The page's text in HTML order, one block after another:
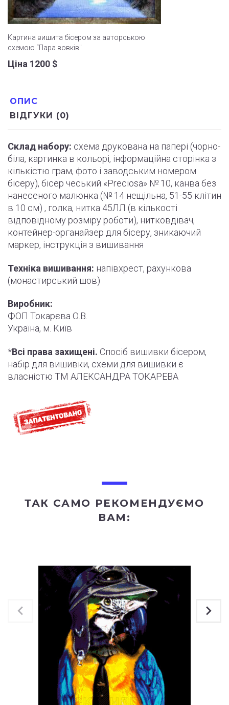
ОПИС
ВІДГУКИ (0)
Склад набору: схема друкована на папері (чорно-
біла, картинка в кольорі, інформаційна сторінка з
кількістю грам, фото і заводським номером
бісеру), бісер чеський «Preciosa» № 10, канва без
нанесеного малюнка (№ 14 нещільна, 51-55 клітин
в 10 см) , голка, нитка 45ЛЛ (в кількості
відповідному розміру роботи), нитковдівач,
контейнер-органайзер для бісеру, зникаючий
маркер, інструкція з вишивання
Техніка вишивання: напівхрест, рахункова
(монастирський шов)
Виробник:
ФОП Токарєва О.В.
Україна, м. Київ
*Всі права захищені. Спосіб вишивки бісером,
набір для вишивки, схеми для вишивки є
власністю ТМ АЛЕКСАНДРА ТОКАРЕВА
Картина вишита бісером за авторською
схемою “Пара вовків"
Ціна 1200 $
ТАК САМО РЕКОМЕНДУЄМО
ВАМ: